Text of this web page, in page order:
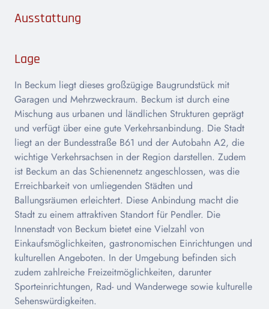
Ausstattung
Lage
In Beckum liegt dieses großzügige Baugrundstück mit
Garagen und Mehrzweckraum. Beckum ist durch eine
Mischung aus urbanen und ländlichen Strukturen geprägt
und verfügt über eine gute Verkehrsanbindung. Die Stadt
liegt an der Bundesstraße B61 und der Autobahn A2, die
wichtige Verkehrsachsen in der Region darstellen. Zudem
ist Beckum an das Schienennetz angeschlossen, was die
Erreichbarkeit von umliegenden Städten und
Ballungsräumen erleichtert. Diese Anbindung macht die
Stadt zu einem attraktiven Standort für Pendler. Die
Innenstadt von Beckum bietet eine Vielzahl von
Einkaufsmöglichkeiten, gastronomischen Einrichtungen und
kulturellen Angeboten. In der Umgebung befinden sich
zudem zahlreiche Freizeitmöglichkeiten, darunter
Sporteinrichtungen, Rad- und Wanderwege sowie kulturelle
Sehenswürdigkeiten.